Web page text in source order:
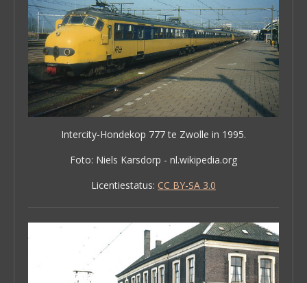
Intercity-Hondekop 777 te Zwolle in 1995.
Foto: Niels Karsdorp - nl.wikipedia.org
Licentiestatus: CC BY-SA 3.0